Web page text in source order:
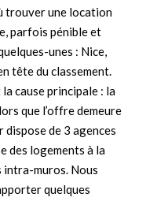
trouver une location
parfois pénible et
unes : Nice,
tête du classement.
cause principale : la
que l’offre demeure
de 3 agences
des logements à la
intra-muros. Nous
quelques